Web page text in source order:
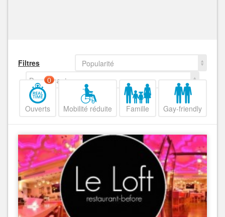
Filtres
Popularité
Decroissant
Ouverts
0
Mobilité réduite Famille Gay-friendly